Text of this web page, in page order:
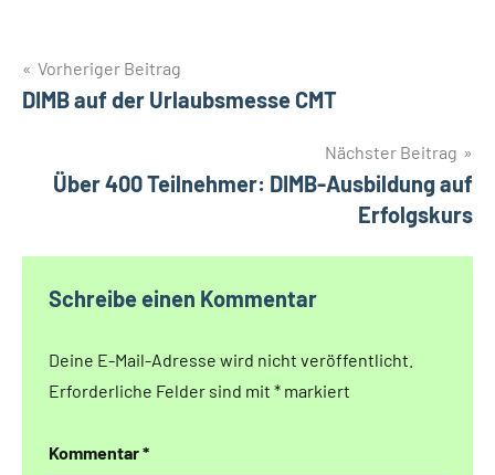
Beitragsnavigation
Vorheriger Beitrag
DIMB auf der Urlaubsmesse CMT
Nächster Beitrag
Über 400 Teilnehmer: DIMB-Ausbildung auf
Erfolgskurs
Schreibe einen Kommentar
Deine E-Mail-Adresse wird nicht veröffentlicht.
Erforderliche Felder sind mit * markiert
Kommentar*